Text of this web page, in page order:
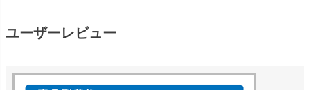
ユーザーレビュー